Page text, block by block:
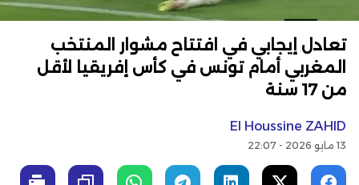
تعادل إيجابي في افتتاح مشوار المنتخب
المغربي أمام تونس في كأس إفريقيا لأقل
من 17 سنة
El Houssine ZAHID
13 مايو 2026 - 22:07